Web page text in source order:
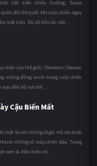
liệt trên chiến trường, Tanya
đội Đế quốc khi cuộc chiến ngày
mặt trận. Dù sở hữu tài năn ...
diện của thế giới, Clevatess (Season
những đồng minh trong cuộc chiến
loại đến bờ vực diệ ...
Cậu Biến Mất
mật là nơi những cô gái mồ côi được
những cỗ máy chiến đấu. Trong
xem là điều hiển nh ...